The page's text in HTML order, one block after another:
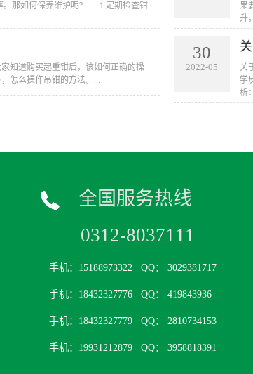
。那如何保养维护呢? 1.定期检查钳
知道购买起重钳后，该如何正确的操
怎么操作吊钳的方法。...
果
升
30
2022-05
关
学
析
全国服务热线
0312-8037111
手机：15188973322 QQ： 3029381717
手机：18432327776QQ： 419843936
手机：18432327779QQ： 2810734153
手机：19931212879 QQ： 3958818391